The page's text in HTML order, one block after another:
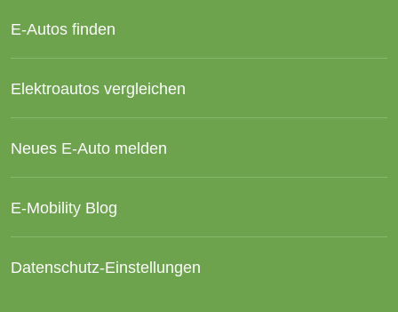
E-Autos finden
Elektroautos vergleichen
Neues E-Auto melden
E-Mobility Blog
Datenschutz-Einstellungen